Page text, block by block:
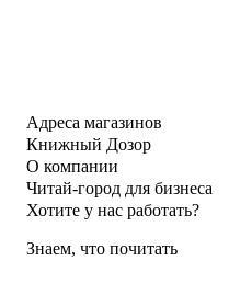
Адреса магазинов
Книжный Дозор
О компании
Читай-город для бизнеса
Хотите у нас работать?
Знаем, что почитать